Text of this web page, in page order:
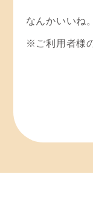
なんかいいね
※ご利用者様